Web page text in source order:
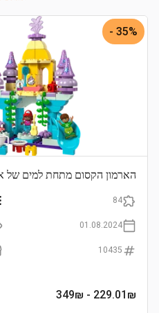
35% -
הארמון הקסום מתחת למים של
84
01.08.2024
10435
229.01 ₪
- 349₪